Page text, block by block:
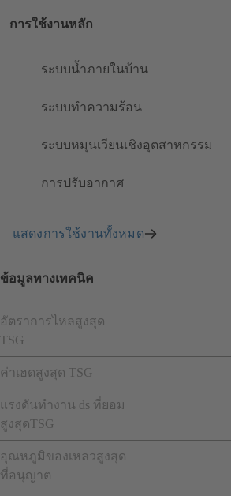
การใช้งานหลัก
ระบบน้ำภายในบ้าน
ระบบทำความร้อน
ระบบหมุนเวียนเชิงอุตสาหกรรม
การปรับอากาศ
แสดงการใช้งานทั้งหมด
ข้อมูลทางเทคนิค
อัตราการไหลสูงสุด
TSG
ค่าเฮดสูงสุด TSG
แรงดันทำงาน ds ที่ยอม
สูงสุดTSG
อุณหภูมิของเหลวสูงสุด
ที่อนุญาต